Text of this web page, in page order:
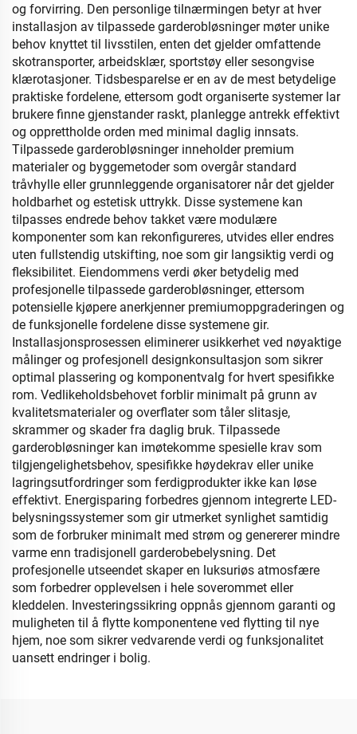
og forvirring. Den personlige tilnærmingen betyr at hver
installasjon av tilpassede garderobløsninger møter unike
behov knyttet til livsstilen, enten det gjelder omfattende
skotransporter, arbeidsklær, sportstøy eller sesongvise
klærotasjoner. Tidsbesparelse er en av de mest betydelige
praktiske fordelene, ettersom godt organiserte systemer lar
brukere finne gjenstander raskt, planlegge antrekk effektivt
og opprettholde orden med minimal daglig innsats.
Tilpassede garderobløsninger inneholder premium
materialer og byggemetoder som overgår standard
tråvhylle eller grunnleggende organisatorer når det gjelder
holdbarhet og estetisk uttrykk. Disse systemene kan
tilpasses endrede behov takket være modulære
komponenter som kan rekonfigureres, utvides eller endres
uten fullstendig utskifting, noe som gir langsiktig verdi og
fleksibilitet. Eiendommens verdi øker betydelig med
profesjonelle tilpassede garderobløsninger, ettersom
potensielle kjøpere anerkjenner premiumoppgraderingen og
de funksjonelle fordelene disse systemene gir.
Installasjonsprosessen eliminerer usikkerhet ved nøyaktige
målinger og profesjonell designkonsultasjon som sikrer
optimal plassering og komponentvalg for hvert spesifikke
rom. Vedlikeholdsbehovet forblir minimalt på grunn av
kvalitetsmaterialer og overflater som tåler slitasje,
skrammer og skader fra daglig bruk. Tilpassede
garderobløsninger kan imøtekomme spesielle krav som
tilgjengelighetsbehov, spesifikke høydekrav eller unike
lagringsutfordringer som ferdigprodukter ikke kan løse
effektivt. Energisparing forbedres gjennom integrerte LED-
belysningssystemer som gir utmerket synlighet samtidig
som de forbruker minimalt med strøm og genererer mindre
varme enn tradisjonell garderobebelysning. Det
profesjonelle utseendet skaper en luksuriøs atmosfære
som forbedrer opplevelsen i hele soverommet eller
kleddelen. Investeringssikring oppnås gjennom garanti og
muligheten til å flytte komponentene ved flytting til nye
hjem, noe som sikrer vedvarende verdi og funksjonalitet
uansett endringer i bolig.